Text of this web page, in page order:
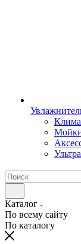
Каталог
По всему сайту
По каталогу